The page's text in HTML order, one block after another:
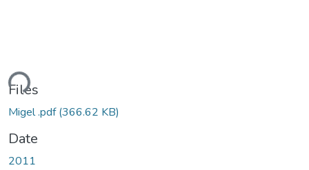
Files
Migel .pdf(366.62 KB)
Date
2011